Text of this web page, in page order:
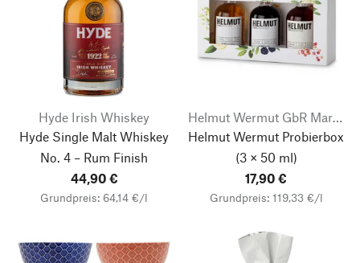
Hyde Irish Whiskey
Hyde Single Malt Whiskey
No. 4 – Rum Finish
44,90 €
Grundpreis: 64,14 €/l
Helmut Wermut GbR Markus Weiß
Helmut Wermut Probierbox
(3 × 50 ml)
17,90 €
Grundpreis: 119,33 €/l